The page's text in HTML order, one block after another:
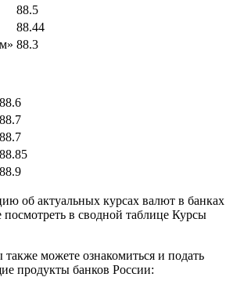
88.5
88.44
88.3
88.6
88.7
88.7
88.85
88.9
об актуальных курсах валют в банках
в сводной таблице Курсы
можете ознакомиться и подать
продукты банков России: